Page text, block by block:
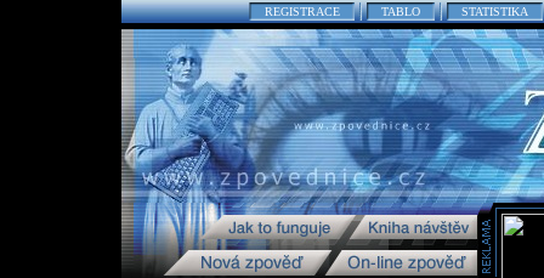
REGISTRACE TABLO STATISTIKA